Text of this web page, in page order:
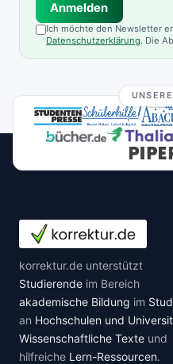
Anmelden
Ich möchte den Newsletter
Datenschutzerklärung. Die
korrektur.de unterstützt
Studierende im Bereich
akademische Bildung im
an Hochschulen und
Wissenschaftliche Texte und
hilfreiche Lern-Ressourcen.